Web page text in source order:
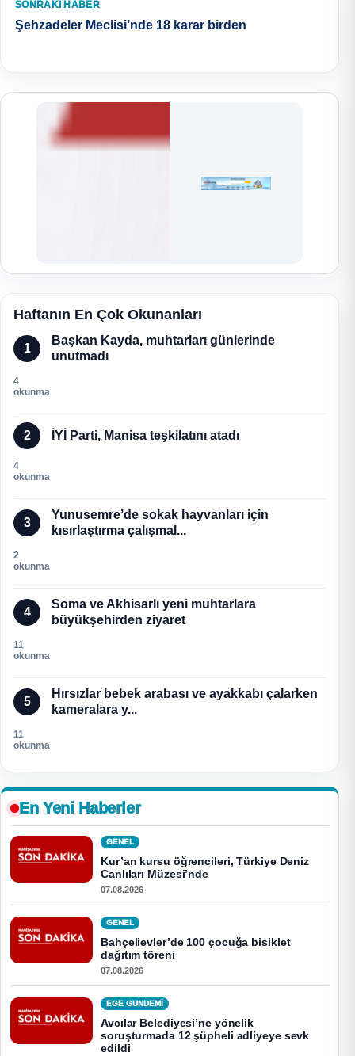
SONRAKI HABER
Şehzadeler Meclisi’nde 18 karar birden
Haftanın En Çok Okunanları
1
Başkan Kayda, muhtarları günlerinde
unutmadı
4
okunma
2 İYİ Parti, Manisa teşkilatını atadı
4
okunma
3
Yunusemre’de sokak hayvanları için
kısırlaştırma çalışmal...
2
okunma
4
Soma ve Akhisarlı yeni muhtarlara
büyükşehirden ziyaret
11
okunma
5
Hırsızlar bebek arabası ve ayakkabı çalarken
kameralara y...
11
okunma
En Yeni Haberler
GENEL
Kur’an kursu öğrencileri, Türkiye Deniz
Canlıları Müzesi’nde
07.08.2026
GENEL
Bahçelievler’de 100 çocuğa bisiklet
dağıtım töreni
07.08.2026
EGE GUNDEMİ
Avcılar Belediyesi’ne yönelik
soruşturmada 12 şüpheli adliyeye sevk
edildi